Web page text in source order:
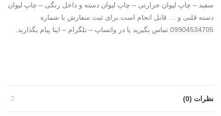
سفید – چاپ لیوان حرارتی – چاپ لیوان دسته و داخل رنگی – چاپ لیوان
دسنه قلبی و … قابل انجام است.برای ثبت سفارش با شماره
09904534705 تماس بگیرید یا در واتساپ – تلگرام – ایتا پیام بگذارید.
نظرات (0)